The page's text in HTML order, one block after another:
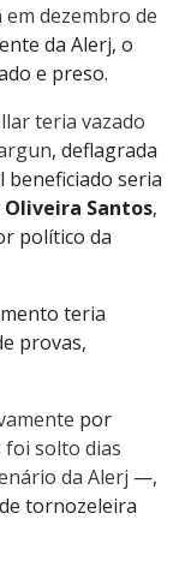
dezembro de
da Alerj, o
e preso.
teria vazado
, deflagrada
beneficiado seria
Santos,
político da
teria
provas,
por
foi solto dias
da Alerj —,
tornozeleira